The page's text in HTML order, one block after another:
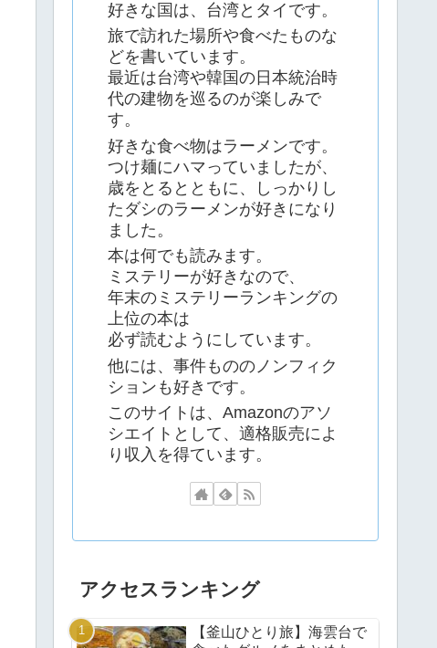
好きな国は、台湾とタイです。
旅で訪れた場所や食べたものな
どを書いています。
最近は台湾や韓国の日本統治時
代の建物を巡るのが楽しみで
す。
好きな食べ物はラーメンです。
つけ麺にハマっていましたが、
歳をとるとともに、しっかりし
たダシのラーメンが好きになり
ました。
本は何でも読みます。
ミステリーが好きなので、
年末のミステリーランキングの
上位の本は
必ず読むようにしています。
他には、事件もののノンフィク
ションも好きです。
このサイトは、Amazonのアソ
シエイトとして、適格販売によ
り収入を得ています。
アクセスランキング
【釜山ひとり旅】海雲台で